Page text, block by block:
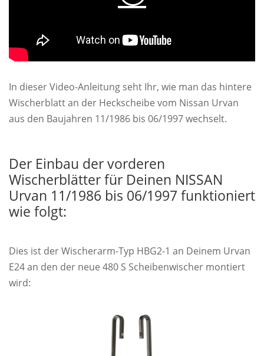
In dieser Video-Anleitung seht Ihr, wie man das hintere
Wischerblatt an der Heckscheibe vom Nissan Urvan
aus den Baujahren 11/1986 bis 06/1997 wechselt.
Der Einbau der vorderen
Wischerblätter für Deinen NISSAN
Urvan 11/1986 bis 06/1997 funktioniert
wie folgt:
Dies ist der Wischerarm-Typ HBG2-1 an Deinem Urvan
E24 an den der neue 480 S Scheibenwischer montiert
wird: